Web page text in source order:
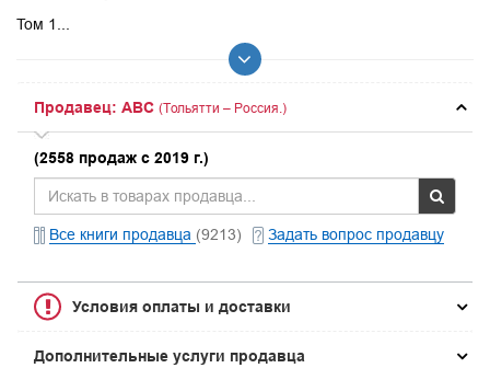
Том 1...
Продавец: ABC (Тольятти – Россия.)
(2558 продаж с 2019 г.)
Все книги продавца (9213) Задать вопрос продавцу
Условия оплаты и доставки
Дополнительные услуги продавца